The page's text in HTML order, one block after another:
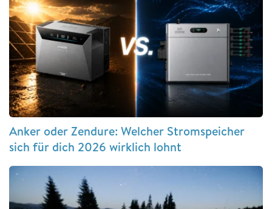
Anker oder Zendure: Welcher Stromspeicher
sich für dich 2026 wirklich lohnt